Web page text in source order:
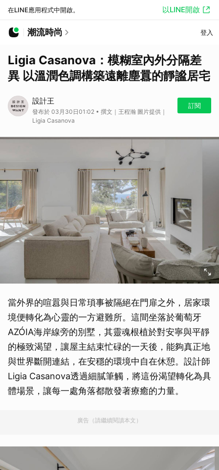
在LINE應用程式中開啟。 以LINE開啟
潮流時尚 登入
Ligia Casanova：模糊室內外分隔差
異 以溫潤色調構築遠離塵囂的靜謐居宅
設計王
發布於 03月30日01:02 • 撰文｜王程瀚 圖片提供｜
Ligia Casanova
訂閱
當外界的喧囂與日常瑣事被隔絕在門扉之外，居家環
境便轉化為心靈的一方避難所。這間坐落於葡萄牙
AZÓIA海岸線旁的別墅，其靈魂根植於對安寧與平靜
的極致渴望，讓屋主結束忙碌的一天後，能夠真正地
與世界斷開連結，在安穩的環境中自在休憩。設計師
Ligia Casanova透過細膩筆觸，將這份渴望轉化為具
體場景，讓每一處角落都散發著療癒的力量。
廣告（請繼續閱讀本文）